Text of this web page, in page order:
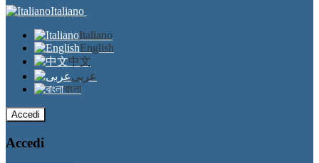
Italiano
Italiano
English
中文
عربى
বাংলা
Accedi
Accedi